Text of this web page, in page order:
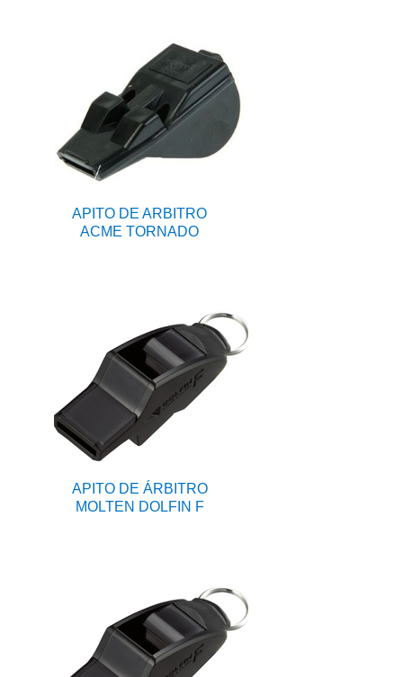
APITO DE ARBITRO
ACME TORNADO
APITO DE ÁRBITRO
MOLTEN DOLFIN F